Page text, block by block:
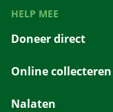
HELP MEE
Doneer direct
Online collecteren
Nalaten